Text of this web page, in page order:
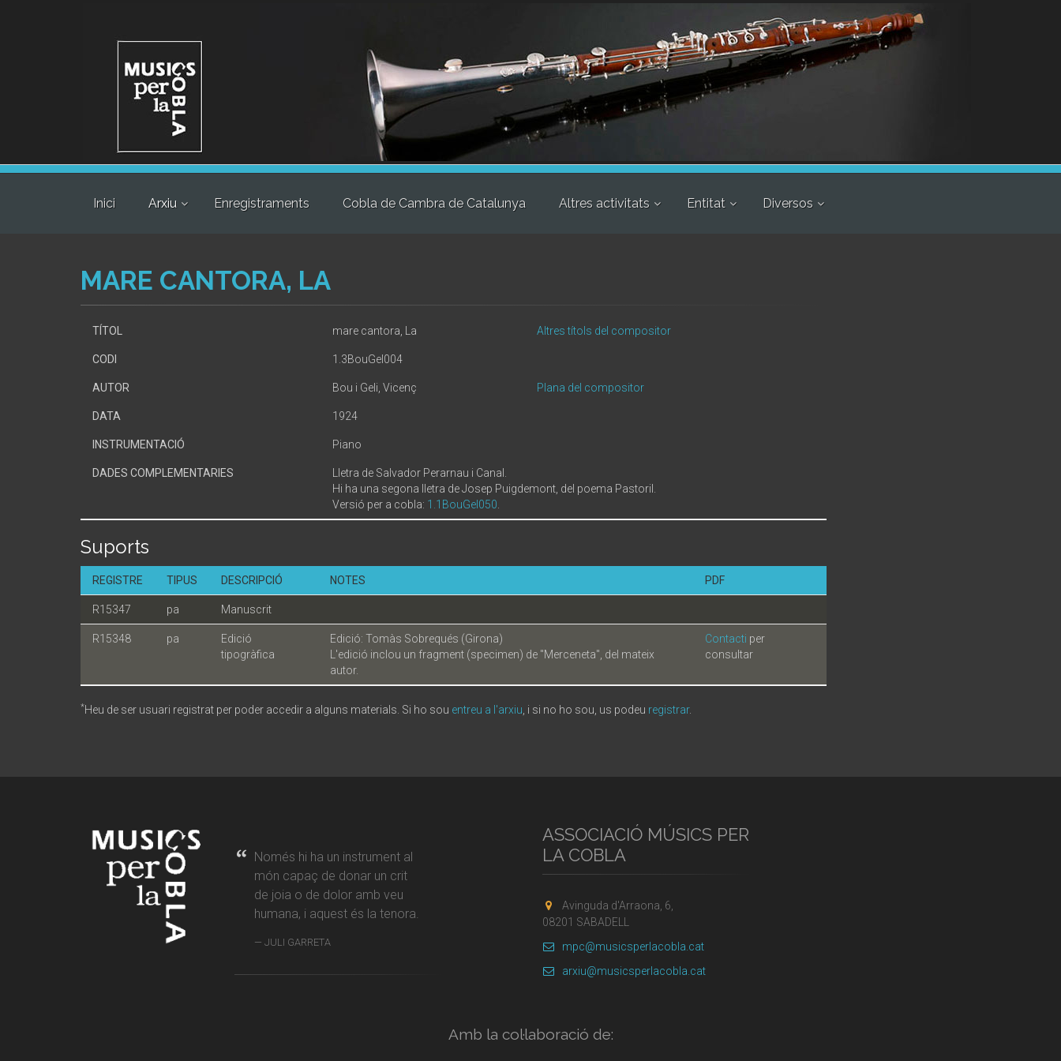
Inici Arxiu Enregistraments Cobla de Cambra de Catalunya Altres activitats Entitat Diversos
MARE CANTORA, LA
TÍTOL mare cantora, La Altres títols del compositor
CODI 1.3BouGel004
AUTOR Bou i Geli, Vicenç Plana del compositor
DATA 1924
INSTRUMENTACIÓ Piano
DADES COMPLEMENTARIES
Lletra de Salvador Perarnau i Canal.
Hi ha una segona lletra de Josep Puigdemont, del poema Pastoril.
Versió per a cobla: 1.1BouGel050
Suports
REGISTRE TIPUS DESCRIPCIÓ NOTES PDF
R15347 pa Manuscrit
R15348 pa
Edició
tipogràfica
Edició: Tomàs Sobrequés (Girona)
L'edició inclou un fragment (specimen) de "Merceneta", del mateix
autor.
Contacti per
consultar
*Heu de ser usuari registrat per poder accedir a alguns materials. Si ho sou entreu a l'arxiu , i si no ho sou, us podeu registrar.
Només hi ha un instrument al
món capaç de donar un crit
de joia o de dolor amb veu
humana, i aquest és la tenora.
JULI GARRETA
ASSOCIACIÓ MÚSICS PER
LA COBLA
Avinguda d'Arraona, 6,
08201 SABADELL
mpc@musicsperlacobla.cat
arxiu@musicsperlacobla.cat
Amb la col·laboració de: